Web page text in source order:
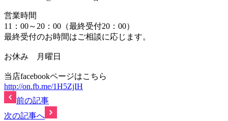
営業時間
11：00～20：00（最終受付20：00）
最終受付のお時間はご相談に応じます。
お休み 月曜日
当店facebookページはこちら
http://on.fb.me/1H5ZjIH
前の記事
次の記事へ